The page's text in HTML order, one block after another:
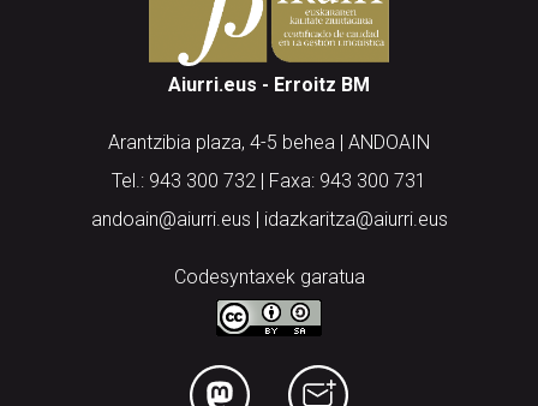
Aiurri.eus - Erroitz BM
Arantzibia plaza, 4-5 behea | ANDOAIN
Tel.: 943 300 732 | Faxa: 943 300 731
andoain@aiurri.eus | idazkaritza@aiurri.eus
Codesyntaxek garatua